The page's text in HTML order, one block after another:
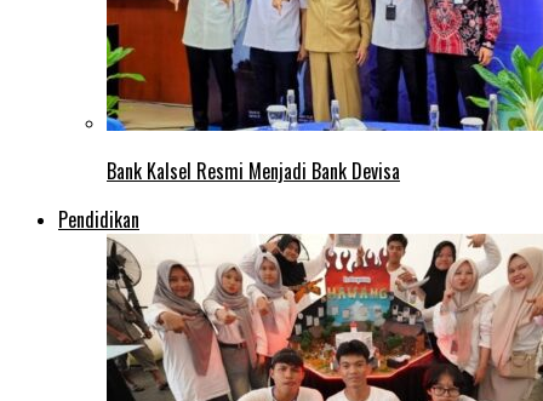
Bank Kalsel Resmi Menjadi Bank Devisa
Pendidikan